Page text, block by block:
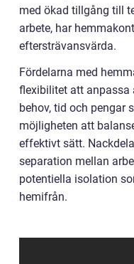
med ökad tillgång till
arbete, har
eftersträvansvärda.
Fördelarna med
flexibilitet att
behov, tid och pengar
möjligheten att
effektivt sätt.
separation mellan
potentiella isolation
hemifrån.